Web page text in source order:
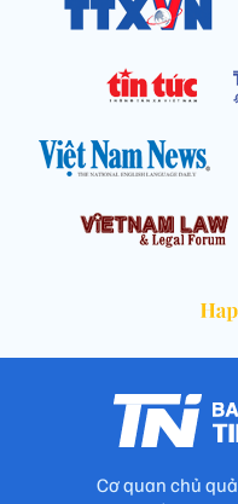
Cơ quan chủ